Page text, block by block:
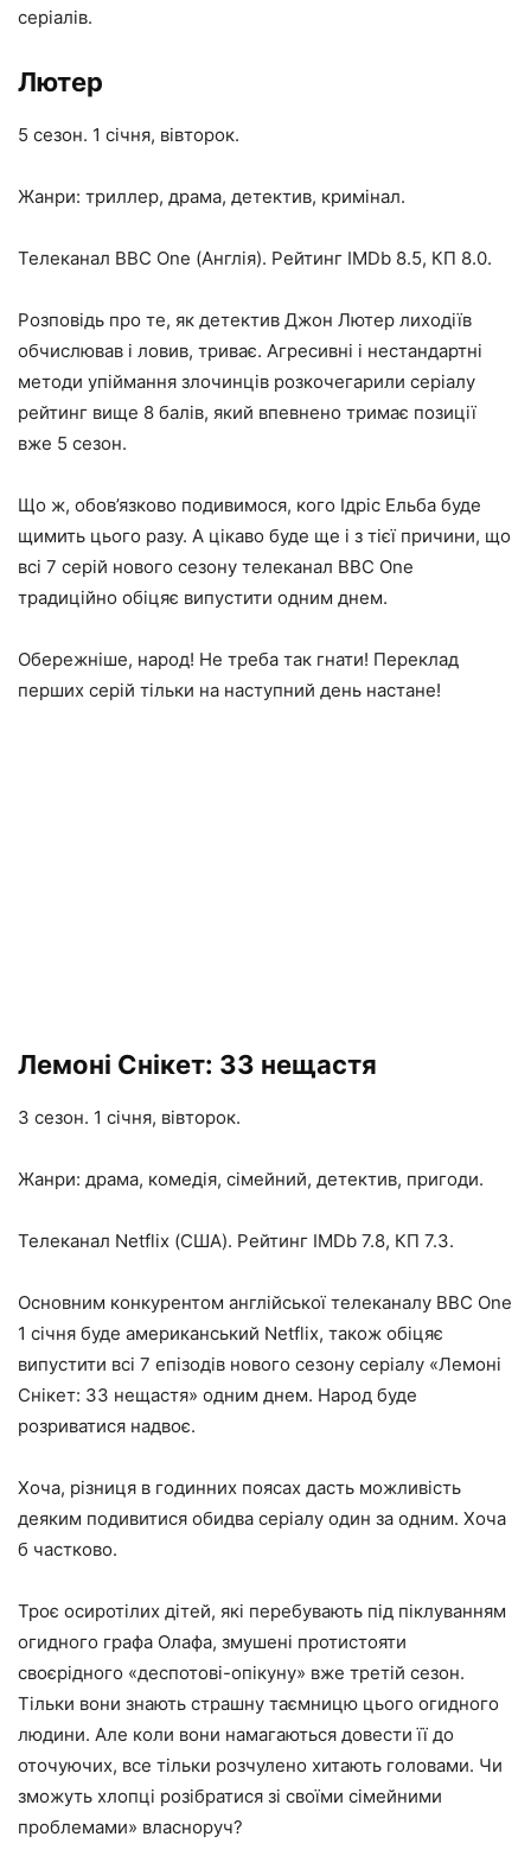
серіалів.
Лютер
5 сезон. 1 січня, вівторок.
Жанри: триллер, драма, детектив, кримінал.
Телеканал BBC One (Англія). Рейтинг IMDb 8.5, КП 8.0.
Розповідь про те, як детектив Джон Лютер лиходіїв
обчислював і ловив, триває. Агресивні і нестандартні
методи упіймання злочинців розкочегарили серіалу
рейтинг вище 8 балів, який впевнено тримає позиції
вже 5 сезон.
Що ж, обов’язково подивимося, кого Ідріс Ельба буде
щимить цього разу. А цікаво буде ще і з тієї причини, що
всі 7 серій нового сезону телеканал BBC One
традиційно обіцяє випустити одним днем.
Обережніше, народ! Не треба так гнати! Переклад
перших серій тільки на наступний день настане!
Лемоні Снікет: 33 нещастя
3 сезон. 1 січня, вівторок.
Жанри: драма, комедія, сімейний, детектив, пригоди.
Телеканал Netflix (США). Рейтинг IMDb 7.8, КП 7.3.
Основним конкурентом англійської телеканалу BBC One
1 січня буде американський Netflix, також обіцяє
випустити всі 7 епізодів нового сезону серіалу «Лемоні
Снікет: 33 нещастя» одним днем. Народ буде
розриватися надвоє.
Хоча, різниця в годинних поясах дасть можливість
деяким подивитися обидва серіалу один за одним. Хоча
б частково.
Троє осиротілих дітей, які перебувають під піклуванням
огидного графа Олафа, змушені протистояти
своєрідного «деспотові-опікуну» вже третій сезон.
Тільки вони знають страшну таємницю цього огидного
людини. Але коли вони намагаються довести її до
оточуючих, все тільки розчулено хитають головами. Чи
зможуть хлопці розібратися зі своїми сімейними
проблемами» власноруч?